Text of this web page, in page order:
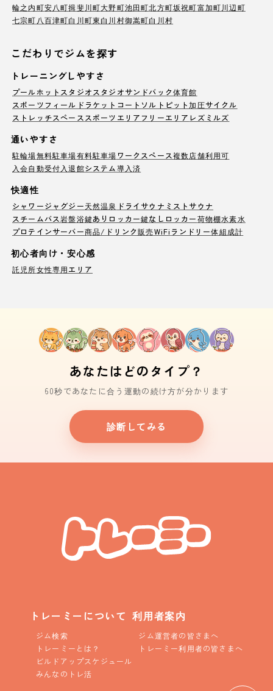
輪之内町安八町揖斐川町大野町池田町北方町坂祝町富加町川辺町
七宗町 八百津町白川町東白川村御嵩町白川村
こだわりでジムを探す
トレーニングしやすさ
プールホットスタジオ スタジオサンドバック体育館
スポーツフィールド ラケットコート ソルトピット加圧サイクル
ストレッチスペース スポーツエリア フリーエリア レズミルズ
通いやすさ
駐輪場無料駐車場有料駐車場ワークスペース複数店舗利用可
入会自動受付 入退館システム導入済
快適性
シャワージャグジー天然温泉 ドライサウナ ミストサウナ
スチームバス岩盤浴鍵ありロッカー鍵なしロッカー荷物棚水素水
プロテインサーバー商品/ドリンク販売WiFi ランドリー体組成計
初心者向け・安心感
託児所女性専用エリア
あなたはどのタイプ？
60秒であなたに合う運動の続け方が分かります
診断してみる
トレーミーについて
ジム検索
トレーミーとは？
ビルドアップスケジュール
みんなのトレ活
利用者案内
ジム運営者の皆さまへ
トレーミー利用者の皆さまへ